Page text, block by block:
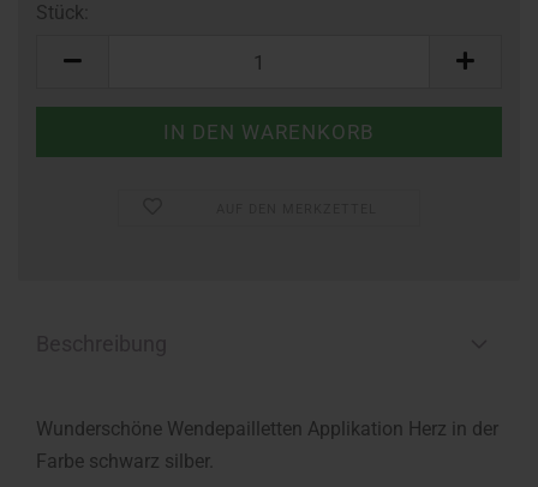
Stück:
Wunderschöne Wendepailletten Applikation Herz in der
Farbe schwarz silber.